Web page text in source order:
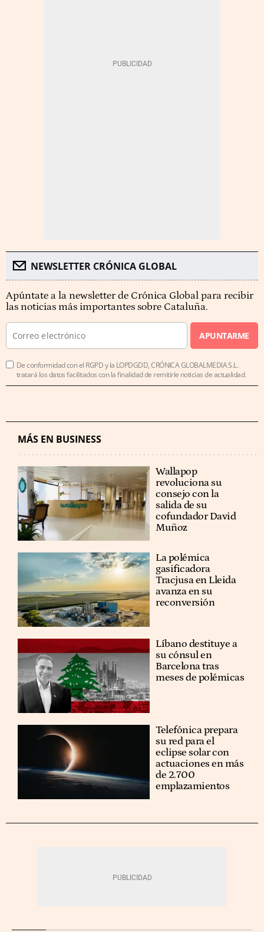
NEWSLETTER CRÓNICA GLOBAL
Apúntate a la newsletter de Crónica Global para recibir
las noticias más importantes sobre Cataluña.
APUNTARME
De conformidad con el RGPD y la LOPDGDD, CRÓNICA GLOBALMEDIA S.L.
tratará los datos facilitados con la finalidad de remitirle noticias de actualidad.
MÁS EN BUSINESS
Wallapop
revoluciona su
consejo con la
salida de su
cofundador David
Muñoz
La polémica
gasificadora
Tracjusa en Lleida
avanza en su
reconversión
Líbano destituye a
su cónsul en
Barcelona tras
meses de polémicas
Telefónica prepara
su red para el
eclipse solar con
actuaciones en más
de 2.700
emplazamientos